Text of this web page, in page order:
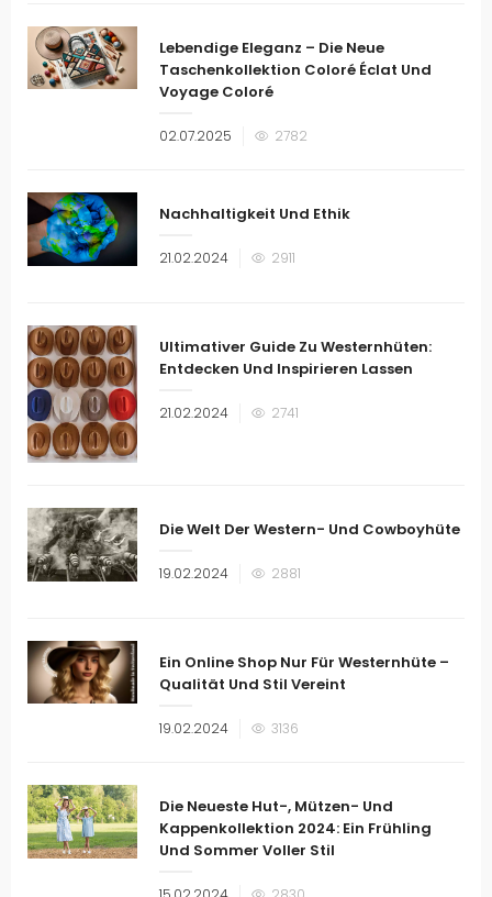
Lebendige Eleganz – Die Neue
Taschenkollektion Coloré Éclat Und
Voyage Coloré
Veröffentlicht
02.07.2025 2782
Nachhaltigkeit Und Ethik
Veröffentlicht
21.02.2024 2911
Ultimativer Guide Zu Westernhüten:
Entdecken Und Inspirieren Lassen
Veröffentlicht
21.02.2024 2741
Die Welt Der Western- Und Cowboyhüte
Veröffentlicht
19.02.2024 2881
Ein Online Shop Nur Für Westernhüte –
Qualität Und Stil Vereint
Veröffentlicht
19.02.2024 3136
Die Neueste Hut-, Mützen- Und
Kappenkollektion 2024: Ein Frühling
Und Sommer Voller Stil
Veröffentlicht